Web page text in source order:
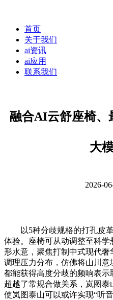
首页
关于我们
ai资讯
ai应用
联系我们
融合AI云舒座椅、
大
2026-
以5种分歧规格的打孔皮革
体验。座椅可从动调整至科
形水意，聚焦打制中式现代
调理压力分布，仿佛将山川
都能获得高度分歧的频响表
超越了常规合做关系，岚图
使岚图泰山可以或许实现“听